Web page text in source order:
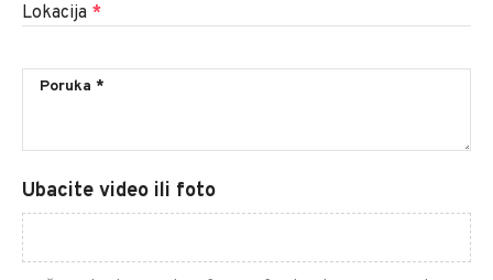
Lokacija *
Ubacite video ili foto